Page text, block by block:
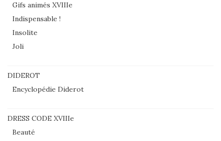
Gifs animés XVIIIe
Indispensable !
Insolite
Joli
DIDEROT
Encyclopédie Diderot
DRESS CODE XVIIIe
Beauté